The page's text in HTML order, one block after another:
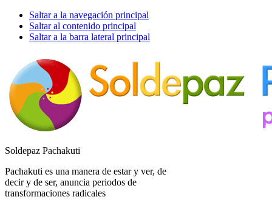
Saltar a la navegación principal
Saltar al contenido principal
Saltar a la barra lateral principal
Soldepaz Pachakuti
Pachakuti es una manera de estar y ver, de
decir y de ser, anuncia periodos de
transformaciones radicales